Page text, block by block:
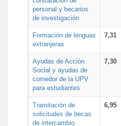
personal y becarios
de investigación
Formación de lenguas
extranjeras
7,31
Ayudas de Acción
Social y ayudas de
comedor de la UPV
para estudiantes
7,30
Tramitación de
solicitudes de becas
de intercambio
6,95